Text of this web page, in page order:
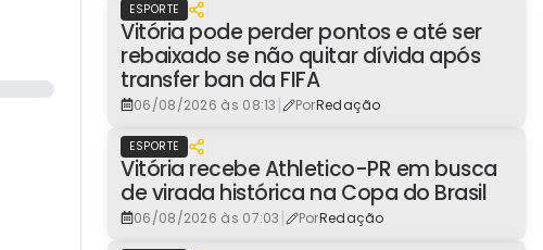
ESPORTE
Vitória pode perder pontos e até ser
rebaixado se não quitar dívida após
transfer ban da FIFA
06/08/2026 às 08:13 | PorRedação
ESPORTE
Vitória recebe Athletico-PR em busca
de virada histórica na Copa do Brasil
06/08/2026 às 07:03 | PorRedação